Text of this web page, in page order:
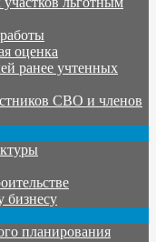
оценка
ранее учтенных
СВО и членов
бизнесу
планирования